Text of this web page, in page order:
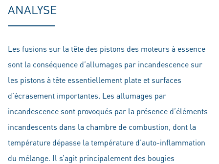
ANALYSE
Les fusions sur la tête des pistons des moteurs à essence
sont la conséquence d’allumages par incandescence sur
les pistons à tête essentiellement plate et surfaces
d’écrasement importantes. Les allumages par
incandescence sont provoqués par la présence d’éléments
incandescents dans la chambre de combustion, dont la
température dépasse la température d’auto-inflammation
du mélange. Il s’agit principalement des bougies